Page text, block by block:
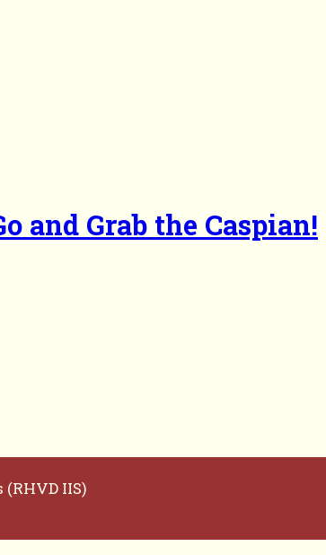
and Grab the Caspian!
IIS)